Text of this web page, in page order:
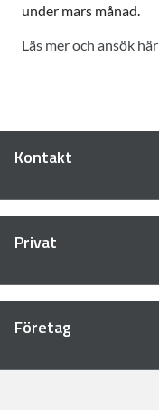
under mars månad.
Läs mer och ansök här
Kontakt
Privat
Företag